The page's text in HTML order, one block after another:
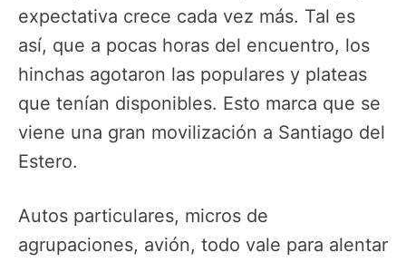
expectativa crece cada vez más. Tal es
así, que a pocas horas del encuentro, los
hinchas agotaron las populares y plateas
que tenían disponibles. Esto marca que se
viene una gran movilización a Santiago del
Estero.
Autos particulares, micros de
agrupaciones, avión, todo vale para alentar